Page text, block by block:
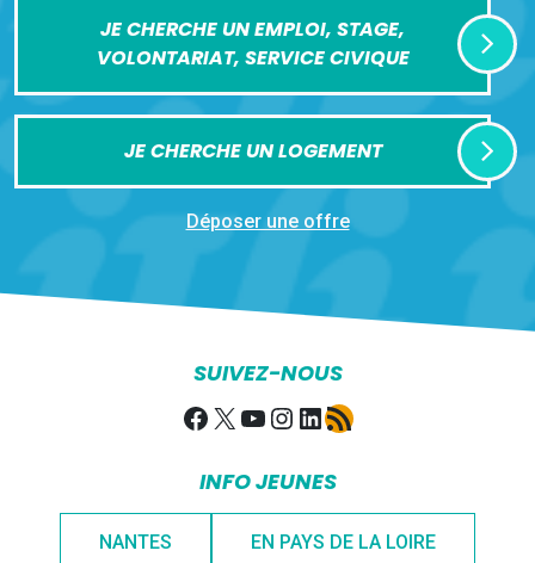
JE CHERCHE UN EMPLOI, STAGE,
VOLONTARIAT, SERVICE CIVIQUE
JE CHERCHE UN LOGEMENT
Déposer une offre
SUIVEZ-NOUS
Facebook
X YouTube
Instagram
LinkedIn
Flux RSS
INFO JEUNES
NANTES EN PAYS DE LA LOIRE